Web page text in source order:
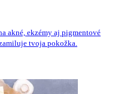
akné, ekzémy aj pigmentové
tvoja pokožka.